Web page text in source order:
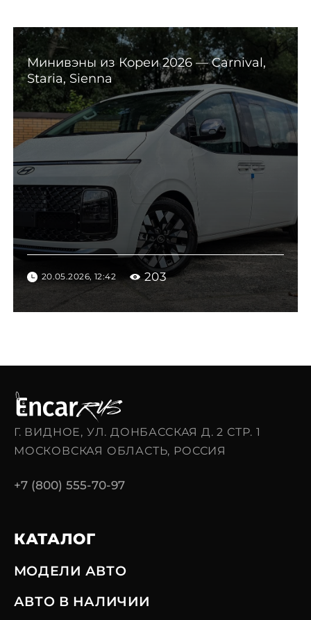
Минивэны из Кореи 2026 — Carnival,
Staria, Sienna
20.05.2026, 12:42 203
Г. ВИДНОЕ, УЛ. ДОНБАССКАЯ Д. 2 СТР. 1
МОСКОВСКАЯ ОБЛАСТЬ, РОССИЯ
+7 (800) 555-70-97
КАТАЛОГ
МОДЕЛИ АВТО
АВТО В НАЛИЧИИ